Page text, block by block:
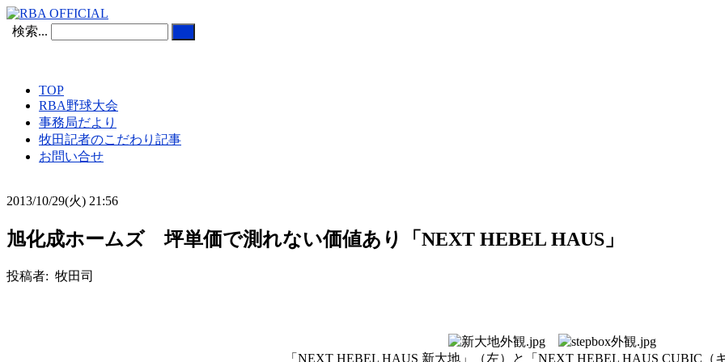
検索...
TOP
RBA野球大会
事務局だより
牧田記者のこだわり記事
お問い合せ
2013/10/29(火) 21:56
旭化成ホームズ 坪単価で測れない価値あり「NEXT HEBEL HAUS」
投稿者: 牧田司
「NEXT HEBEL HAUS 新大地」（左）と「NEXT HEBEL HAUS CUBIC（